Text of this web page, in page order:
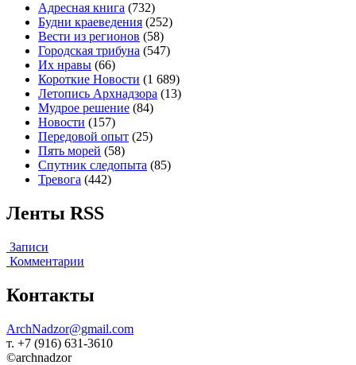
Адресная книга (732)
Будни краеведения (252)
Вести из регионов (58)
Городская трибуна (547)
Их нравы (66)
Короткие Новости (1 689)
Летопись Архнадзора (13)
Мудрое решение (84)
Новости (157)
Передовой опыт (25)
Пять морей (58)
Спутник следопыта (85)
Тревога (442)
Ленты RSS
Записи
Комментарии
Контакты
ArchNadzor@gmail.com
т. +7 (916) 631-3610
©archnadzor